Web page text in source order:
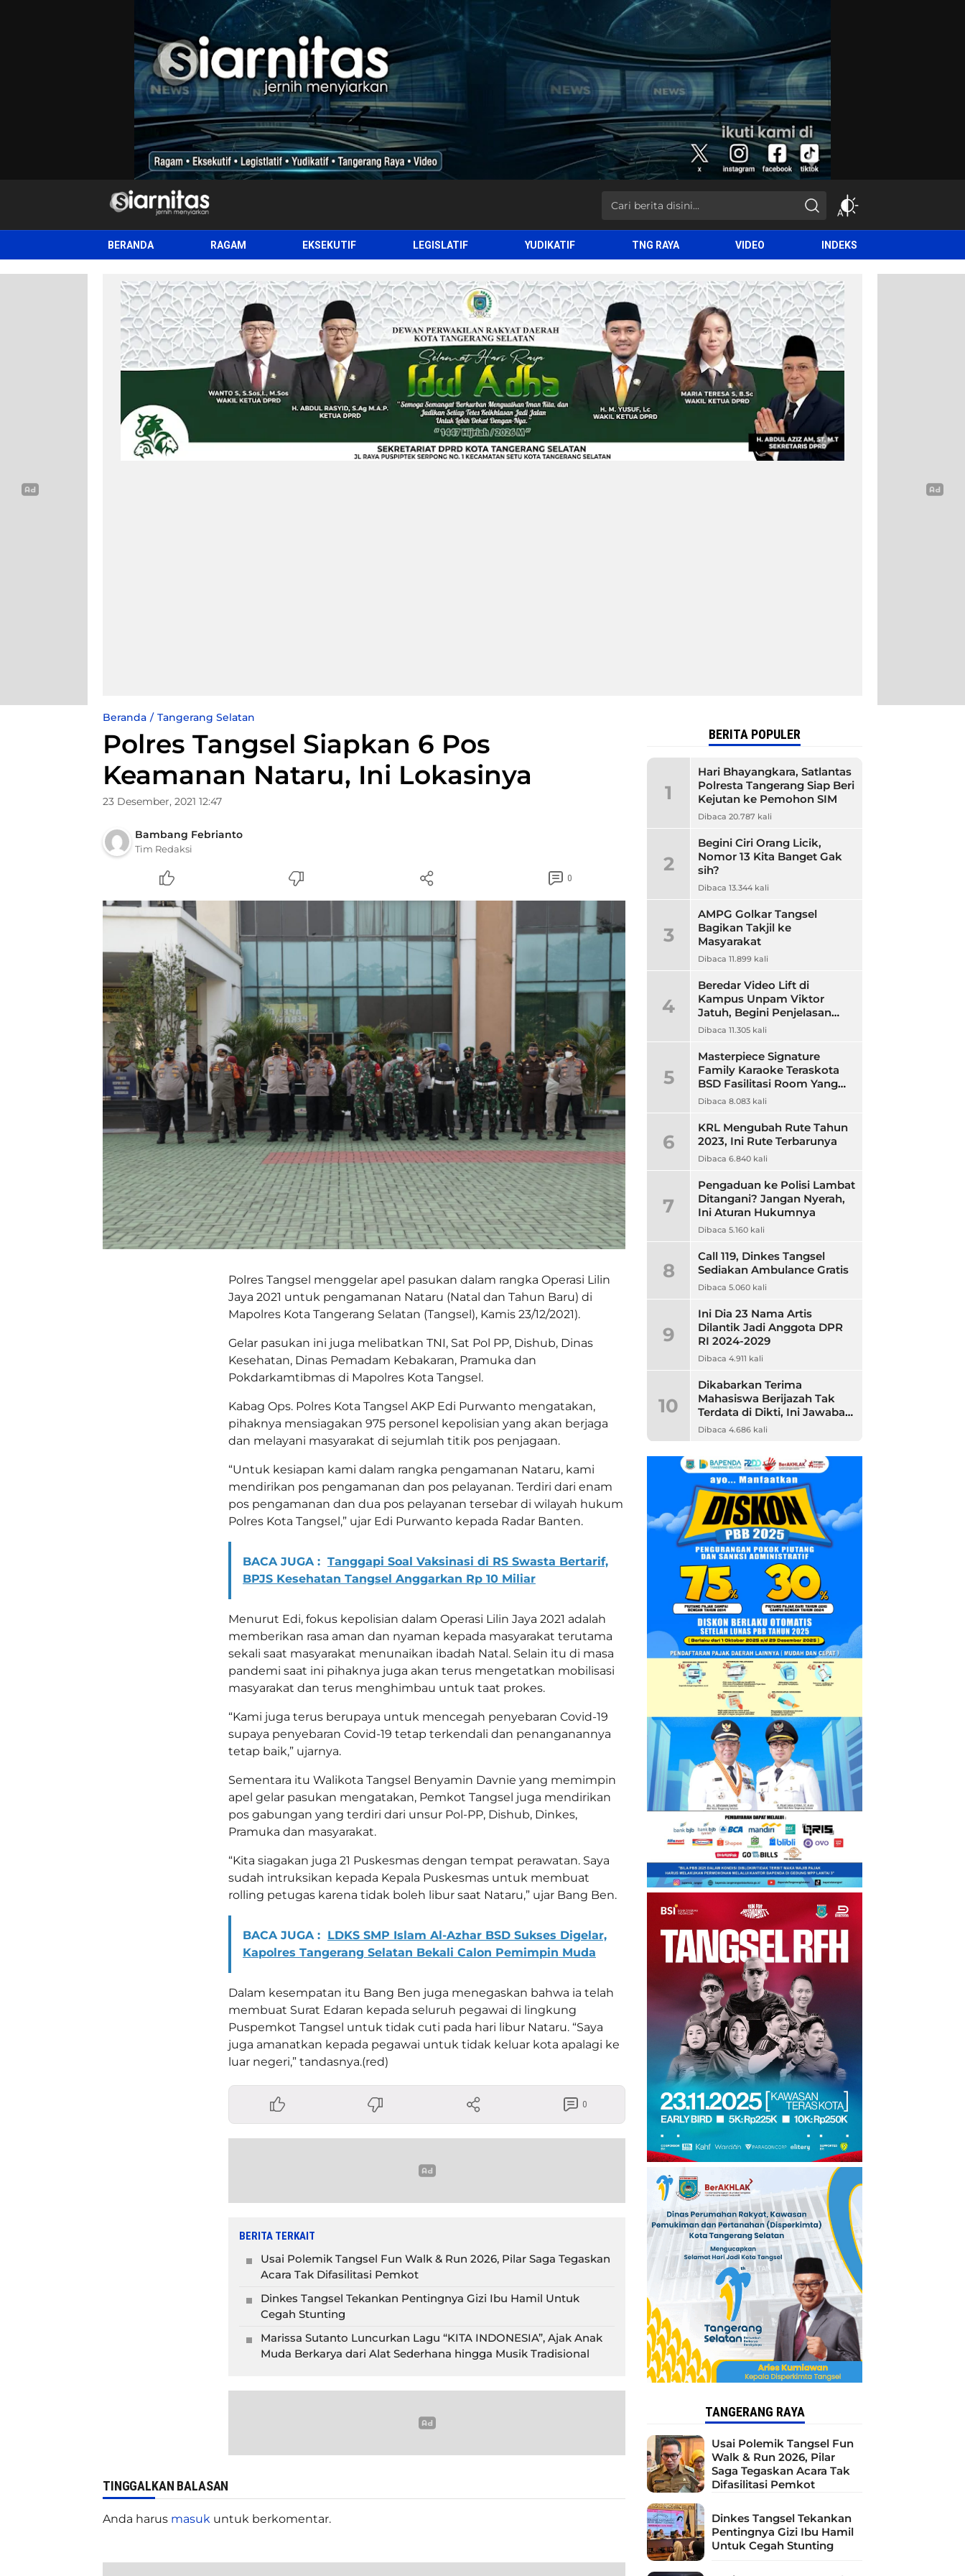
siarnitas
Jernih Menyiarkan
BERANDA RAGAM EKSEKUTIF LEGISLATIF YUDIKATIF TNG RAYA VIDEO INDEKS
Beranda Tangerang Selatan
Polres Tangsel Siapkan 6 Pos
Keamanan Nataru, Ini Lokasinya
23 Desember, 2021 12:47
Bambang Febrianto
Tim Redaksi
0
Polres Tangsel menggelar apel pasukan dalam rangka Operasi Lilin
Jaya 2021 untuk pengamanan Nataru (Natal dan Tahun Baru) di
Mapolres Kota Tangerang Selatan (Tangsel), Kamis 23/12/2021).
Gelar pasukan ini juga melibatkan TNI, Sat Pol PP, Dishub, Dinas
Kesehatan, Dinas Pemadam Kebakaran, Pramuka dan
Pokdarkamtibmas di Mapolres Kota Tangsel.
Kabag Ops. Polres Kota Tangsel AKP Edi Purwanto mengatakan,
pihaknya mensiagakan 975 personel kepolisian yang akan berjaga
dan melayani masyarakat di sejumlah titik pos penjagaan.
“Untuk kesiapan kami dalam rangka pengamanan Nataru, kami
mendirikan pos pengamanan dan pos pelayanan. Terdiri dari enam
pos pengamanan dan dua pos pelayanan tersebar di wilayah hukum
Polres Kota Tangsel,” ujar Edi Purwanto kepada Radar Banten.
BACA JUGA : Tanggapi Soal Vaksinasi di RS Swasta Bertarif,
BPJS Kesehatan Tangsel Anggarkan Rp 10 Miliar
Menurut Edi, fokus kepolisian dalam Operasi Lilin Jaya 2021 adalah
memberikan rasa aman dan nyaman kepada masyarakat terutama
sekali saat masyarakat menunaikan ibadah Natal. Selain itu di masa
pandemi saat ini pihaknya juga akan terus mengetatkan mobilisasi
masyarakat dan terus menghimbau untuk taat prokes.
“Kami juga terus berupaya untuk mencegah penyebaran Covid-19
supaya penyebaran Covid-19 tetap terkendali dan penanganannya
tetap baik,” ujarnya.
Sementara itu Walikota Tangsel Benyamin Davnie yang memimpin
apel gelar pasukan mengatakan, Pemkot Tangsel juga mendirikan
pos gabungan yang terdiri dari unsur Pol-PP, Dishub, Dinkes,
Pramuka dan masyarakat.
“Kita siagakan juga 21 Puskesmas dengan tempat perawatan. Saya
sudah intruksikan kepada Kepala Puskesmas untuk membuat
rolling petugas karena tidak boleh libur saat Nataru,” ujar Bang Ben.
BACA JUGA : LDKS SMP Islam Al-Azhar BSD Sukses Digelar,
Kapolres Tangerang Selatan Bekali Calon Pemimpin Muda
Dalam kesempatan itu Bang Ben juga menegaskan bahwa ia telah
membuat Surat Edaran kepada seluruh pegawai di lingkung
Puspemkot Tangsel untuk tidak cuti pada hari libur Nataru. “Saya
juga amanatkan kepada pegawai untuk tidak keluar kota apalagi ke
luar negeri,” tandasnya.(red)
0
BERITA TERKAIT
Usai Polemik Tangsel Fun Walk & Run 2026, Pilar Saga Tegaskan
Acara Tak Difasilitasi Pemkot
Dinkes Tangsel Tekankan Pentingnya Gizi Ibu Hamil Untuk
Cegah Stunting
Marissa Sutanto Luncurkan Lagu “KITA INDONESIA”, Ajak Anak
Muda Berkarya dari Alat Sederhana hingga Musik Tradisional
TINGGALKAN BALASAN
Anda harus masuk untuk berkomentar.
BERITA POPULER
1
Hari Bhayangkara, Satlantas
Polresta Tangerang Siap Beri
Kejutan ke Pemohon SIM
Dibaca 20.787 kali
2
Begini Ciri Orang Licik,
Nomor 13 Kita Banget Gak
sih?
Dibaca 13.344 kali
3
AMPG Golkar Tangsel
Bagikan Takjil ke
Masyarakat
Dibaca 11.899 kali
4
Beredar Video Lift di
Kampus Unpam Viktor
Jatuh, Begini Penjelasan
Rektor Unpam
Dibaca 11.305 kali
5
Masterpiece Signature
Family Karaoke Teraskota
BSD Fasilitasi Room Yang
Nyaman dan Harga
Dibaca 8.083 kali
6
KRL Mengubah Rute Tahun
2023, Ini Rute Terbarunya
Dibaca 6.840 kali
7
Pengaduan ke Polisi Lambat
Ditangani? Jangan Nyerah,
Ini Aturan Hukumnya
Dibaca 5.160 kali
8
Call 119, Dinkes Tangsel
Sediakan Ambulance Gratis
Dibaca 5.060 kali
9
Ini Dia 23 Nama Artis
Dilantik Jadi Anggota DPR
RI 2024-2029
Dibaca 4.911 kali
10
Dikabarkan Terima
Mahasiswa Berijazah Tak
Terdata di Dikti, Ini Jawaban
Unpam
Dibaca 4.686 kali
TANGERANG RAYA
Usai Polemik Tangsel Fun
Walk & Run 2026, Pilar
Saga Tegaskan Acara Tak
Difasilitasi Pemkot
Dinkes Tangsel Tekankan
Pentingnya Gizi Ibu Hamil
Untuk Cegah Stunting